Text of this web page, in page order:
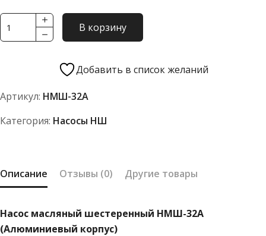
Количество
товара
НМШ-32А
В корзину
Добавить в список желаний
Артикул: НМШ-32А
Категория: Насосы НШ
Описание Отзывы (0) Другие товары
Насос масляный шестеренный НМШ-32А
(Алюминиевый корпус)